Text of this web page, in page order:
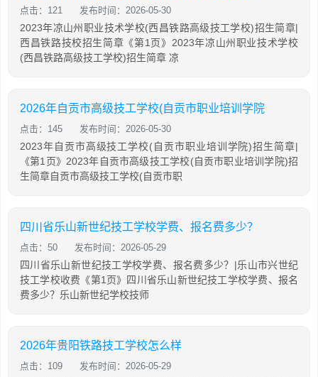
点击：121 发布时间：2026-05-30
2023年凉山州职业技术学校(西昌铁路高级技工学校)招生简章|
西昌铁路技校招生简章《第1页》2023年凉山州职业技术学校
(西昌铁路高级技工学校)招生简章 凉
2026年自贡市高级技工学校(自贡市职业培训学院
点击：145 发布时间：2026-05-30
2023年自贡市高级技工学校(自贡市职业培训学院)招生简章|
《第1页》2023年自贡市高级技工学校(自贡市职业培训学院)招
生简章自贡市高级技工学校(自贡市职
四川省乐山新世纪技工学校学费、报名费多少？
点击：50 发布时间：2026-05-29
四川省乐山新世纪技工学校学费、报名费多少？|乐山市兴世纪
技工学校收费《第1页》四川省乐山新世纪技工学校学费、报名
费多少？乐山新世纪学校技师
2026年贵阳铁路技工学校怎么样
点击：109 发布时间：2026-05-29